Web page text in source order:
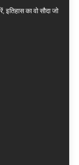
का वो सौदा जो